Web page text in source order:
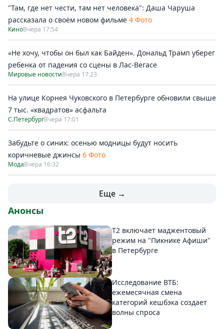
"Там, где нет чести, там нет человека": Даша Чаруша
рассказала о своём новом фильме 4 Фото
КиноВчера 17:54
«Не хочу, чтобы он был как Байден». Дональд Трамп уберег
ребенка от падения со сцены в Лас-Вегасе
Мировые новостиВчера 17:23
На улице Корнея Чуковского в Петербурге обновили свыше
7 тыс. «квадратов» асфальта
С.ПетербургВчера 17:01
Забудьте о синих: осенью модницы будут носить
коричневые джинсы 6 Фото
МодаВчера 16:32
Еще →
Анонсы
Т2 включает маджентовый
режим на "Пикнике Афиши"
в Петербурге
Исследование ВТБ:
ежемесячная смена
категорий кешбэка создает
волны спроса